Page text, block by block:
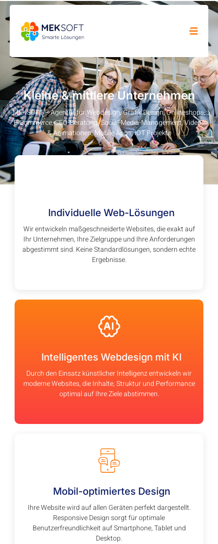
Kleine & mittlere Unternehmen
MEKSOFT – Agentur für Webdesign, Grafik Design, Onlineshops,
E-Commerce, SEO-Beratung, Social-Media-Management, Videos
& Animationen, Mobile Apps, IOT Projekte
Individuelle Web-Lösungen
Wir entwickeln maßgeschneiderte Websites, die exakt auf
Ihr Unternehmen, Ihre Zielgruppe und Ihre Anforderungen
abgestimmt sind. Keine Standardlösungen, sondern echte
Ergebnisse.
Intelligentes Webdesign mit KI
Durch den Einsatz künstlicher Intelligenz entwickeln wir
moderne Websites, die Inhalte, Struktur und Performance
optimal auf Ihre Ziele abstimmen.
Mobil-optimiertes Design
Ihre Website wird auf allen Geräten perfekt dargestellt.
Responsive Design sorgt für optimale
Benutzerfreundlichkeit auf Smartphone, Tablet und
Desktop.